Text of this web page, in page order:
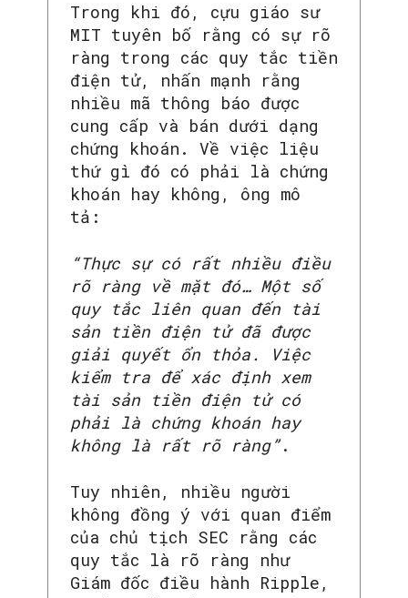
Trong khi đó, cựu giáo sư
MIT tuyên bố rằng có sự rõ
ràng trong các quy tắc tiền
điện tử, nhấn mạnh rằng
nhiều mã thông báo được
cung cấp và bán dưới dạng
chứng khoán. Về việc liệu
thứ gì đó có phải là chứng
khoán hay không, ông mô
tả:
“Thực sự có rất nhiều điều
rõ ràng về mặt đó… Một số
quy tắc liên quan đến tài
sản tiền điện tử đã được
giải quyết ổn thỏa. Việc
kiểm tra để xác định xem
tài sản tiền điện tử có
phải là chứng khoán hay
không là rất rõ ràng”.
Tuy nhiên, nhiều người
không đồng ý với quan điểm
của chủ tịch SEC rằng các
quy tắc là rõ ràng như
Giám đốc điều hành Ripple,